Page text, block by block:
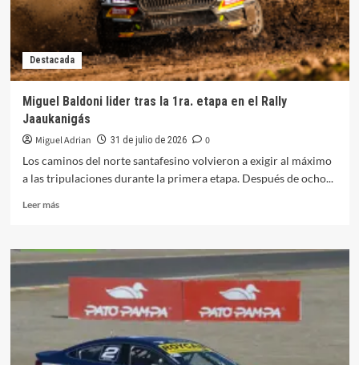
Villicum
Destacada
Miguel Baldoni lider tras la 1ra. etapa en el Rally
Jaaukanigás
Miguel Adrian 31 de julio de 2026
0
Los caminos del norte santafesino volvieron a exigir al máximo
a las tripulaciones durante la primera etapa. Después de ocho...
Leer másLeer
Miguel
Baldoni
lider
en